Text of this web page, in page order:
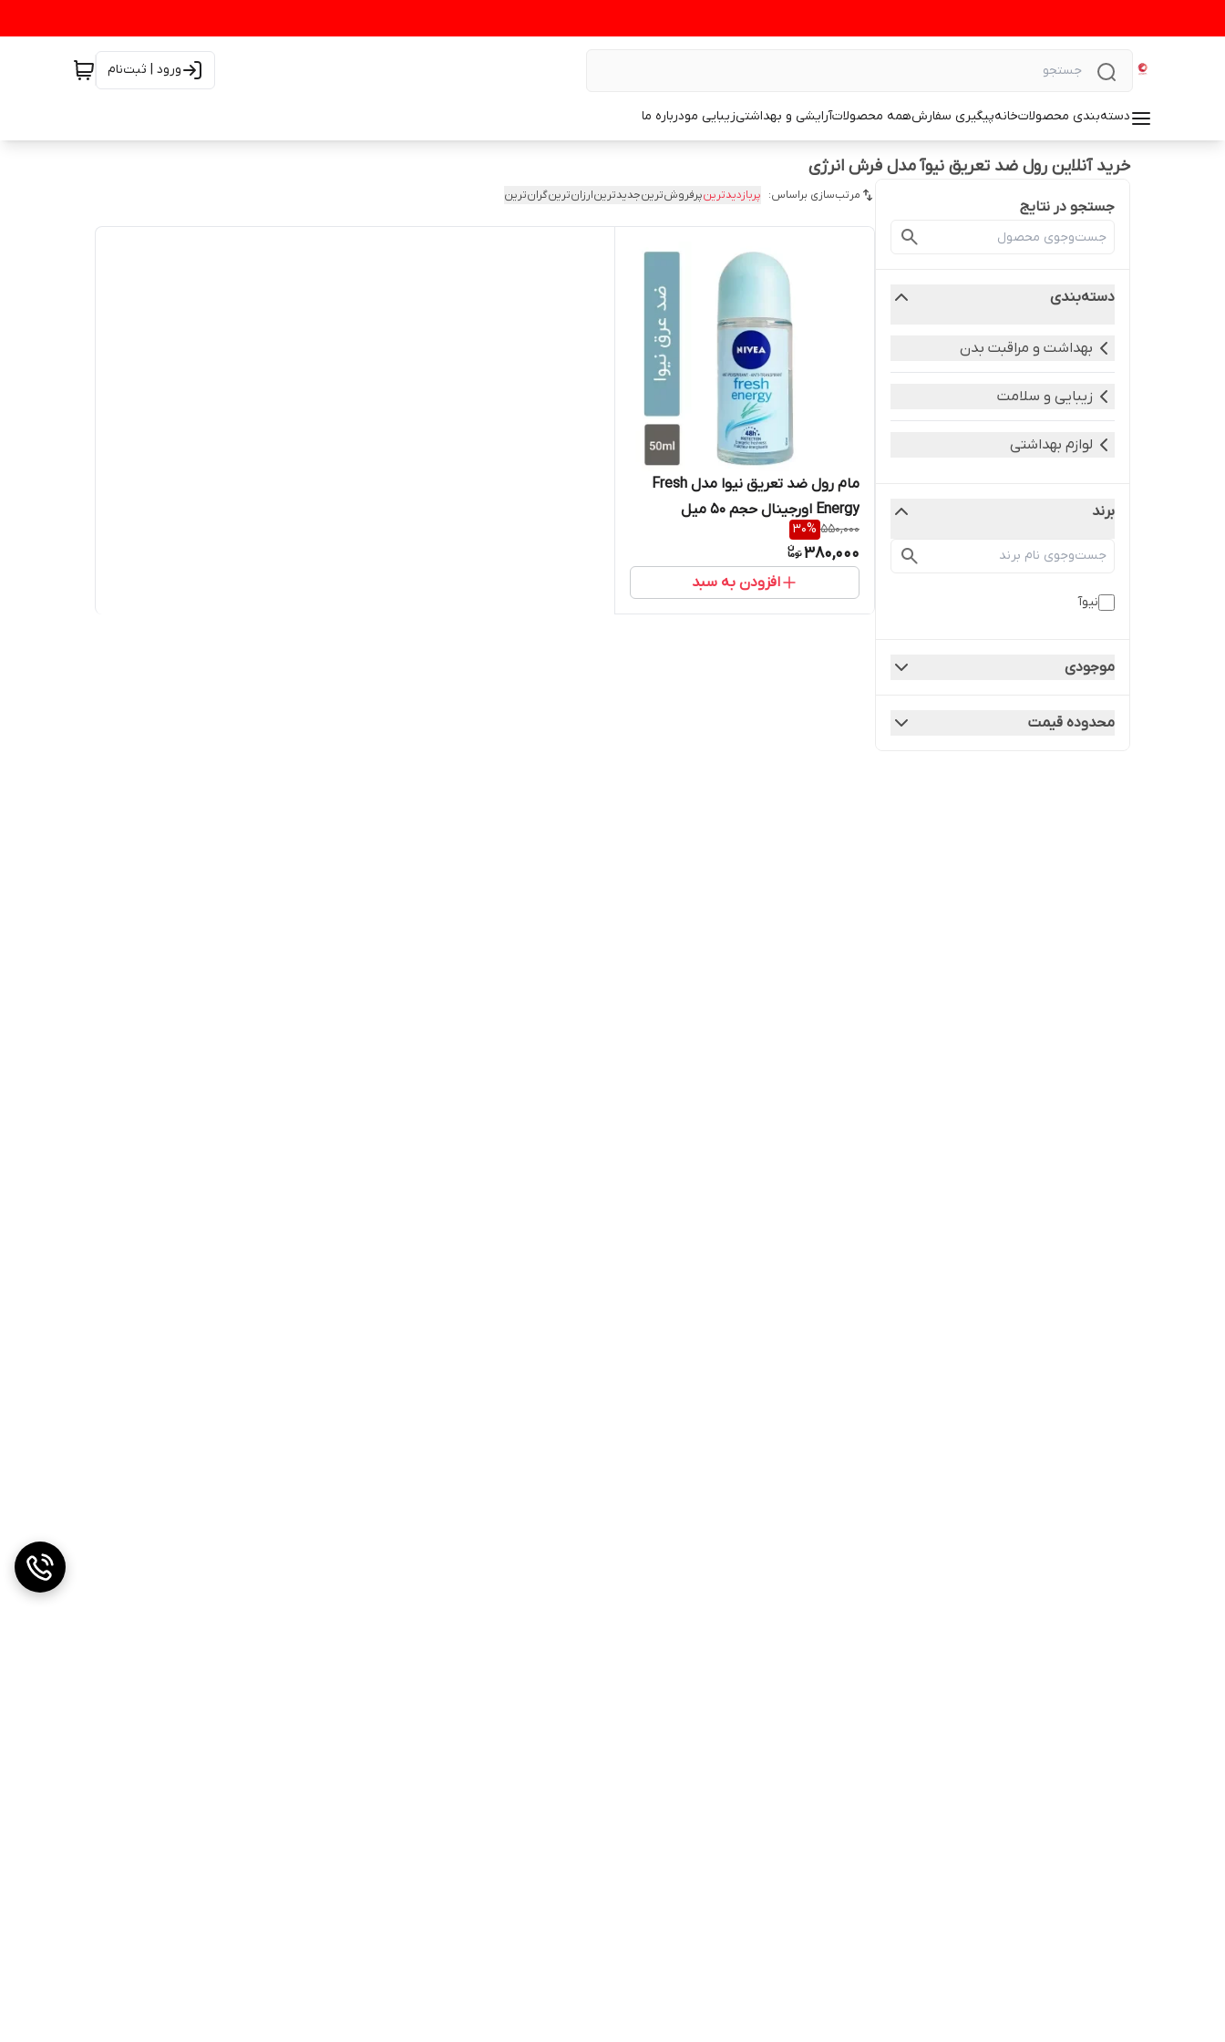
ورود | ثبت‌نام
دسته‌بندی محصولاتخانهپیگیری سفارشهمه محصولاتآرایشی و بهداشتیزیبایی مودرباره ما
خرید آنلاین رول ضد تعریق نیوآ مدل فرش انرژی
جستجو در نتایج
دسته‌بندی
بهداشت و مراقبت بدن
زیبایی و سلامت
لوازم بهداشتی
برند
نیوآ
موجودی
محدوده قیمت
مرتب‌سازی براساس: پربازدیدترینپرفروش‌ترینجدیدترینارزان‌ترینگران‌ترین
مام رول ضد تعریق نیوا مدل Fresh
Energy اورجینال حجم 50 میل
550,000
30%
380,000
افزودن به سبد